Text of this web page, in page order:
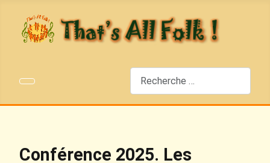
Conférence 2025. Les